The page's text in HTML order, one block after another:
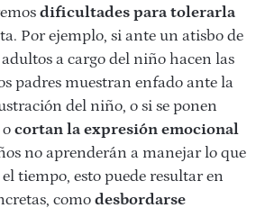
dificultades para tolerarla
Por ejemplo, si ante un atisbo de
a cargo del niño hacen las
padres muestran enfado ante la
del niño, o si se ponen
cortan la expresión emocional
no aprenderán a manejar lo que
el tiempo, esto puede resultar en
comodesbordarse